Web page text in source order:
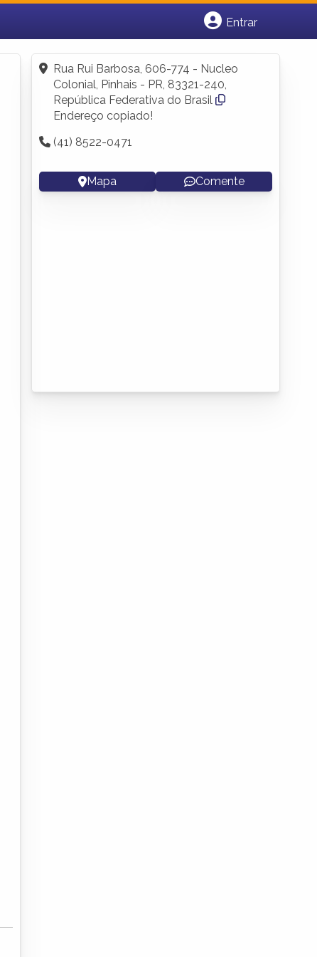
Entrar
Fazer login
Criar conta
Rua Rui Barbosa, 606-774 - Nucleo
Colonial, Pinhais - PR, 83321-240,
República Federativa do Brasil
Endereço copiado!
(41) 8522-0471
Mapa Comente